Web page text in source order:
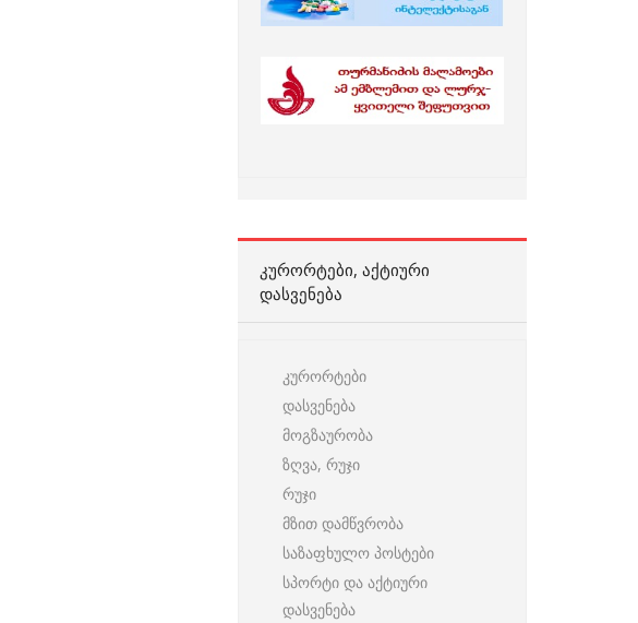
ᲙᲣᲠᲝᲠᲢᲔᲑᲘ, ᲐᲥᲢᲘᲣᲠᲘ
ᲓᲐᲡᲕᲔᲜᲔᲑᲐ
კურორტები
დასვენება
მოგზაურობა
ზღვა, რუჯი
რუჯი
მზით დამწვრობა
საზაფხულო პოსტები
სპორტი და აქტიური
დასვენება